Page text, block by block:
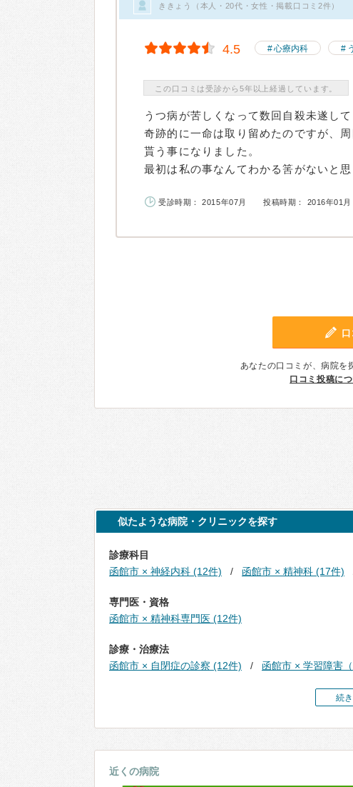
ききょう（本人・20代・女性・掲載口コミ2件）
4.5 心療内科
この口コミは受診から5年以上経過しています。
うつ病が苦しくなって数回自殺未遂し
奇跡的に一命は取り留めたのですが、
貰う事になりました。
最初は私の事なんてわかる筈がないと
受診時期： 2015年07月 投稿時期： 2016年01月
あなたの口コミが、病院を
口コミ投稿に
似たような病院・クリニックを探す
診療科目
函館市 × 神経内科 (12件)
函館市 × 精神科 (17件)
専門医・資格
函館市 × 精神科専門医 (12件)
診療・治療法
函館市 × 自閉症の診察 (12件)
函館市 × 学習障害
続
近くの病院